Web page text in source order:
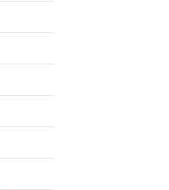
しま
点検・
後欠品